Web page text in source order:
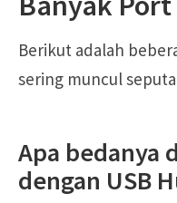
Berikut adalah
sering muncul
Apa bedanya
dengan USB